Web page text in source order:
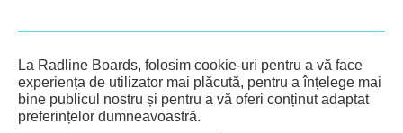
La Radline Boards, folosim cookie-uri pentru a vă face
experiența de utilizator mai plăcută, pentru a înțelege mai
bine publicul nostru și pentru a vă oferi conținut adaptat
preferințelor dumneavoastră.